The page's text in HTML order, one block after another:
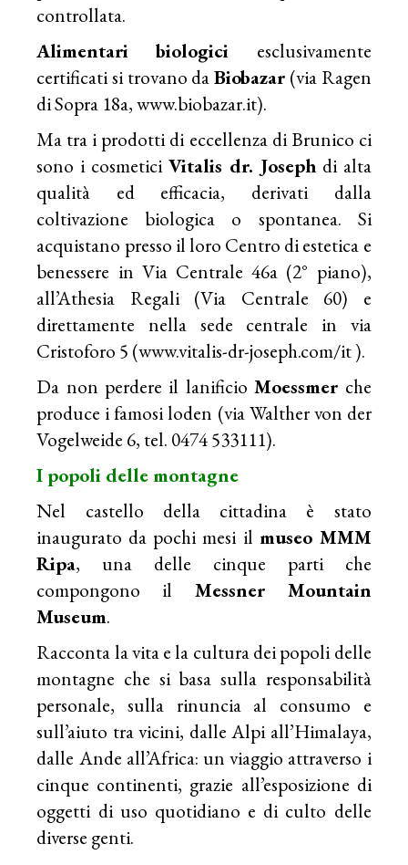
controllata.
Alimentari biologici esclusivamente
certificati si trovano daBiobazar (via Ragen
di Sopra 18a,www.biobazar.it).
Ma tra i prodotti di eccellenza di Brunico ci
sono i cosmeticiVitalis dr. Josephdi alta
qualità ed efficacia, derivati dalla
coltivazione biologica o spontanea. Si
acquistano presso il loro Centro di estetica e
benessere in Via Centrale 46a (2° piano),
all’Athesia Regali (Via Centrale 60) e
direttamente nella sede centrale in via
Cristoforo 5 (www.vitalis-dr-joseph.com/it).
Da non perdere il lanificioMoessmer che
produce i famosi loden (via Walther von der
Vogelweide 6, tel. 0474 533111).
I popoli delle montagne
Nel castello della cittadina è stato
inaugurato da pochi mesi il museo MMM
Ripa, una delle cinque parti che
compongono il Messner Mountain
Museum.
Racconta la vita e la cultura dei popoli delle
montagne che si basa sulla responsabilità
personale, sulla rinuncia al consumo e
sull’aiuto tra vicini, dalle Alpi all’Himalaya,
dalle Ande all’Africa: un viaggio attraverso i
cinque continenti, grazie all’esposizione di
oggetti di uso quotidiano e di culto delle
diverse genti.